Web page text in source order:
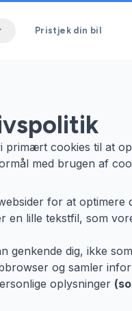
Pristjek din bil
primært cookies til at
med brugen af
for at optimere
en lille tekstfil, som
genkende dig, ikke
og samler
oplysninger